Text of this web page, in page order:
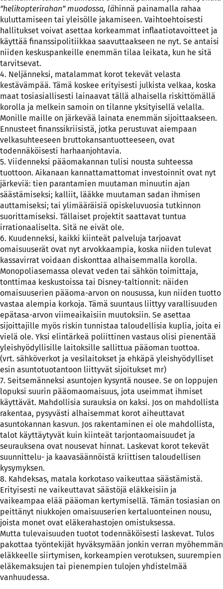
”helikopterirahan” muodossa, lähinnä painamalla rahaa
kuluttamiseen tai yleisölle jakamiseen. Vaihtoehtoisesti
hallitukset voivat asettaa korkeammat inflaatiotavoitteet ja
käyttää finanssipolitiikkaa saavuttaakseen ne nyt. Se antaisi
niiden keskuspankeille enemmän tilaa leikata, kun he sitä
tarvitsevat.
4. Neljänneksi, matalammat korot tekevät velasta
kestävämpää. Tämä koskee erityisesti julkista velkaa, koska
maat tosiasiallisesti lainaavat tällä alhaisella riskittömällä
korolla ja melkein samoin on tilanne yksityisellä velalla.
Monille maille on järkevää lainata enemmän sijoittaakseen.
Ennusteet finanssikriisistä, jotka perustuvat aiempaan
velkasuhteeseen bruttokansantuotteeseen, ovat
todennäköisesti harhaanjohtavia.
5. Viidenneksi pääomakannan tulisi nousta suhteessa
tuottoon. Aikanaan kannattamattomat investoinnit ovat nyt
järkeviä: tien parantamien muutaman minuutin ajan
säästämiseksi; kalliit, lääkke muutaman sadan ihmisen
auttamiseksi; tai ylimääräisiä opiskeluvuosia tutkinnon
suorittamiseksi. Tällaiset projektit saattavat tuntua
irrationaaliselta. Sitä ne eivät ole.
6. Kuudenneksi, kaikki kiinteät palveluja tarjoavat
omaisuuserät ovat nyt arvokkaampia, koska niiden tulevat
kassavirrat voidaan diskonttaa alhaisemmalla korolla.
Monopoliasemassa olevat veden tai sähkön toimittaja,
tonttimaa keskustoissa tai Disney-taltionnit: näiden
omaisuuserien pääoma-arvon on nousussa, kun niiden tuotto
vastaa alempia korkoja. Tämä suuntaus liittyy varallisuuden
epätasa-arvon viimeaikaisiin muutoksiin. Se asettaa
sijoittajille myös riskin tunnistaa taloudellisia kuplia, joita ei
vielä ole. Yksi elintärkeä poliittinen vastaus olisi pienentää
yleishyödyllisille laitoksille sallittua pääoman tuottoa.
(vrt. sähköverkot ja vesilaitokset ja ehkäpä yleishyödylliset
esin asuntotuotantoon liittyvät sijoitukset mr)
7. Seitsemänneksi asuntojen kysyntä nousee. Se on loppujen
lopuksi suurin pääomaomaisuus, jota useimmat ihmiset
käyttävät. Mahdollisia surauksia on kaksi. Jos on mahdollista
rakentaa, pysyvästi alhaisemmat korot aiheuttavat
asuntokannan kasvun. Jos rakentaminen ei ole mahdollista,
talot käyttäytyvät kuin kiinteät tarjontaomaisuudet ja
seurauksena ovat nousevat hinnat. Laskevat korot tekevät
suunnittelu- ja kaavasäännöistä kriittisen taloudellisen
kysymyksen.
8. Kahdeksas, matala korkotaso vaikeuttaa säästämistä.
Erityisesti ne vaikeuttavat säästöjä eläkkeisiin ja
vaikeampaa elää pääoman kertymisellä. Tämän tosiasian on
peittänyt niukkojen omaisuuserien kertaluonteinen nousu,
joista monet ovat eläkerahastojen omistuksessa.
Mutta tulevaisuuden tuotot todennäköisesti laskevat. Tulos
pakottaa työntekijät hyväksymään jonkin verran myöhemmän
eläkkeelle siirtymisen, korkeampien verotuksen, suurempien
eläkemaksujen tai pienempien tulojen yhdistelmää
vanhuudessa.